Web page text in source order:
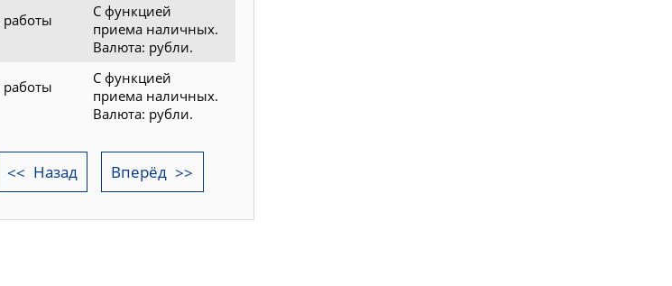
С функцией
приема наличных.
Валюта: рубли.
С функцией
приема наличных.
Валюта: рубли.
Назад Вперёд